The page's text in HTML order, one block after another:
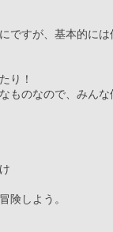
ですが、基本的には
り！
ものなので、みん
険しよう。